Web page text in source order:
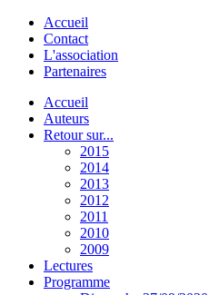
Accueil
Contact
L'association
Partenaires
Accueil
Auteurs
Retour sur...
2015
2014
2013
2012
2011
2010
2009
Lectures
Programme